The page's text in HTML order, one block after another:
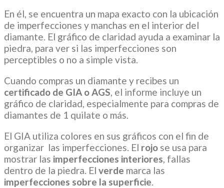
En él, se encuentra un mapa exacto con la ubicación
de imperfecciones y manchas en el interior del
diamante. El gráfico de claridad ayuda a examinar la
piedra, para ver si las imperfecciones son
perceptibles o no a simple vista.
Cuando compras un diamante y recibes un
certificado de GIA o AGS, el informe incluye un
gráfico de claridad, especialmente para compras de
diamantes de 1 quilate o más.
El GIA utiliza colores en sus gráficos con el fin de
organizar las imperfecciones. El rojo se usa para
mostrar las imperfecciones interiores, fallas
dentro de la piedra. El verde marca las
imperfecciones sobre la superficie.